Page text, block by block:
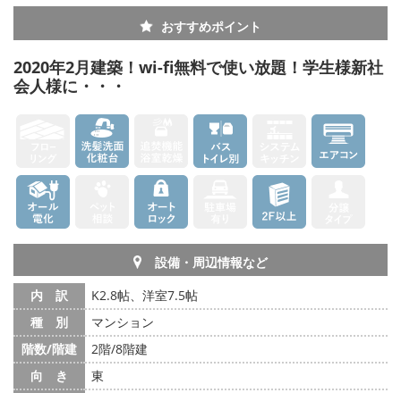
おすすめポイント
2020年2月建築！wi-fi無料で使い放題！学生様新社
会人様に・・・
設備・周辺情報など
内 訳
K2.8帖、洋室7.5帖
種 別
マンション
階数/階建
2階/8階建
向 き
東